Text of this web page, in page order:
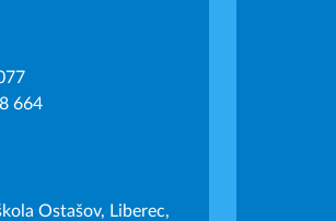
664
Ostašov, Liberec,